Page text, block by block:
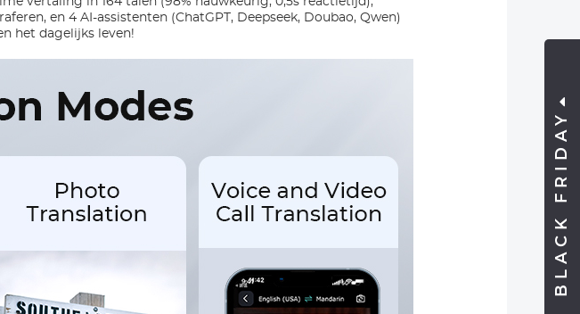
en 4 AI-assistenten (ChatGPT, Deepseek, Doubao, Qwen)
het dagelijks leven!
BLACK FRIDAY